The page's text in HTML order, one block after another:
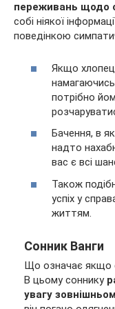
переживань щодо
собі ніякої
поведінкою
Якщо
потрібно
Бачення, в
надто
вас є всі
Також
успіх у
життям.
Сонник Ванги
Що означає якщо
В цьому соннику
увагу